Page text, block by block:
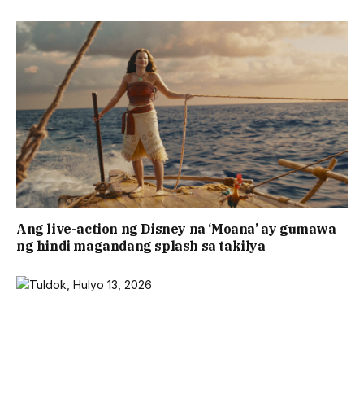
Ang live-action ng Disney na ‘Moana’ ay gumawa
ng hindi magandang splash sa takilya